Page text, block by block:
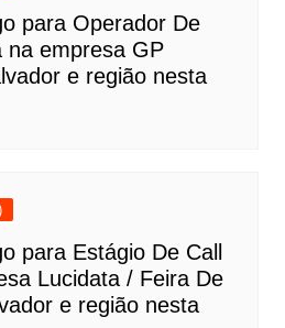
para Operador De
na empresa GP
e região nesta
para Estágio De Call
Lucidata / Feira De
e região nesta